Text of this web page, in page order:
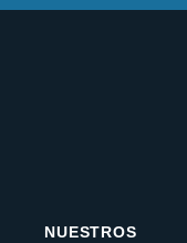
NUESTROS